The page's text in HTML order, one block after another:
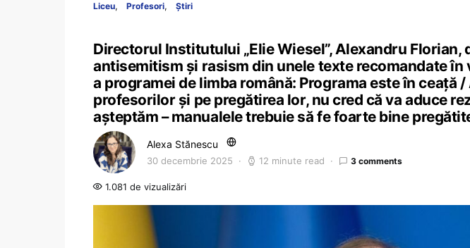
Liceu Profesori Știri
Directorul Institutului „Elie Wiesel”, Alexandru Florian,
antisemitism și rasism din unele texte recomandate în
a programei de limba română: Programa este în ceață
profesorilor și pe pregătirea lor, nu cred că va aduce
așteptăm – manualele trebuie să fe foarte bine
Alexa Stănescu
30 decembrie 2025 12 minute read 3 comments
1.081 de vizualizări